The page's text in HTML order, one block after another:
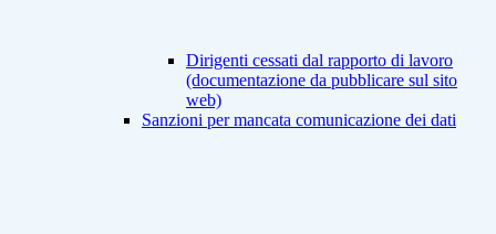
Dirigenti cessati dal rapporto di lavoro
(documentazione da pubblicare sul sito
web)
Sanzioni per mancata comunicazione dei dati